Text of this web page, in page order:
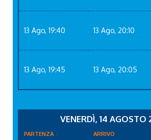
13 Ago, 19:40 13 Ago, 20:10
13 Ago, 19:45 13 Ago, 20:05
VENERDÌ, 14 AGOSTO
PARTENZA ARRIVO